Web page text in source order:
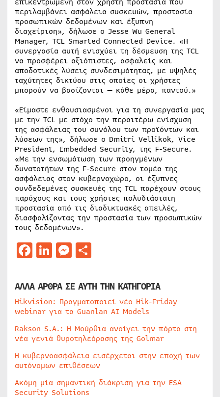
περιλαμβάνει ασφάλεια συσκευών, προστασία
προσωπικών δεδομένων και έξυπνη
διαχείριση», δήλωσε ο Jesse Wu General
Manager, TCL Smarted Connected Device. «Η
συνεργασία αυτή ενισχύει τη δέσμευση της TCL
να προσφέρει αξιόπιστες, ασφαλείς και
αποδοτικές λύσεις συνδεσιμότητας, με υψηλές
ταχύτητες δικτύου στις οποίες οι χρήστες
μπορούν να βασίζονται — κάθε μέρα, παντού.»
«Είμαστε ενθουσιασμένοι για τη συνεργασία μας
με την TCL με στόχο την περαιτέρω ενίσχυση
της ασφάλειας του συνόλου των προϊόντων και
λύσεων της», δήλωσε ο Dmitri Vellikok, Vice
President, Embedded Security, της F-Secure.
«Με την ενσωμάτωση των προηγμένων
δυνατοτήτων της F-Secure στον τομέα της
ασφάλειας στον κυβερνοχώρο, οι έξυπνες
συνδεδεμένες συσκευές της TCL παρέχουν στους
παρόχους και τους χρήστες πολυδιάστατη
προστασία από τις διαδικτυακές απειλές,
διασφαλίζοντας την προστασία των προσωπικών
τους δεδομένων».
Facebook
LinkedIn
Messenger
ΑΛΛΑ ΑΡΘΡΑ ΣΕ ΑΥΤΗ ΤΗΝ ΚΑΤΗΓΟΡΙΑ
Hikvision: Πραγματοποιεί νέο Hik-Friday
webinar για τα Guanlan AI Models
Rakson S.A.: Η Μούρθια ανοίγει την πόρτα στη
νέα γενιά θυροτηλεόρασης της Golmar
Η κυβερνοασφάλεια εισέρχεται στην εποχή των
αυτόνομων επιθέσεων
Ακόμη μία σημαντική διάκριση για την ESA
Security Solutions